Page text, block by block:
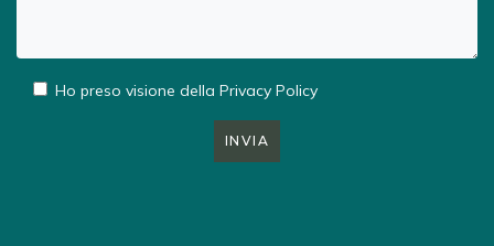
Ho preso visione della Privacy Policy
INVIA